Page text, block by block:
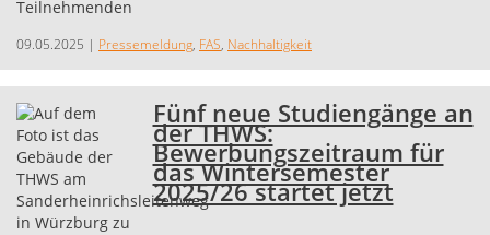
09.05.2025 | Pressemeldung, FAS, Nachhaltigkeit
Fünf neue Studiengänge an
der THWS:
Bewerbungszeitraum für
das Wintersemester
2025/26 startet jetzt